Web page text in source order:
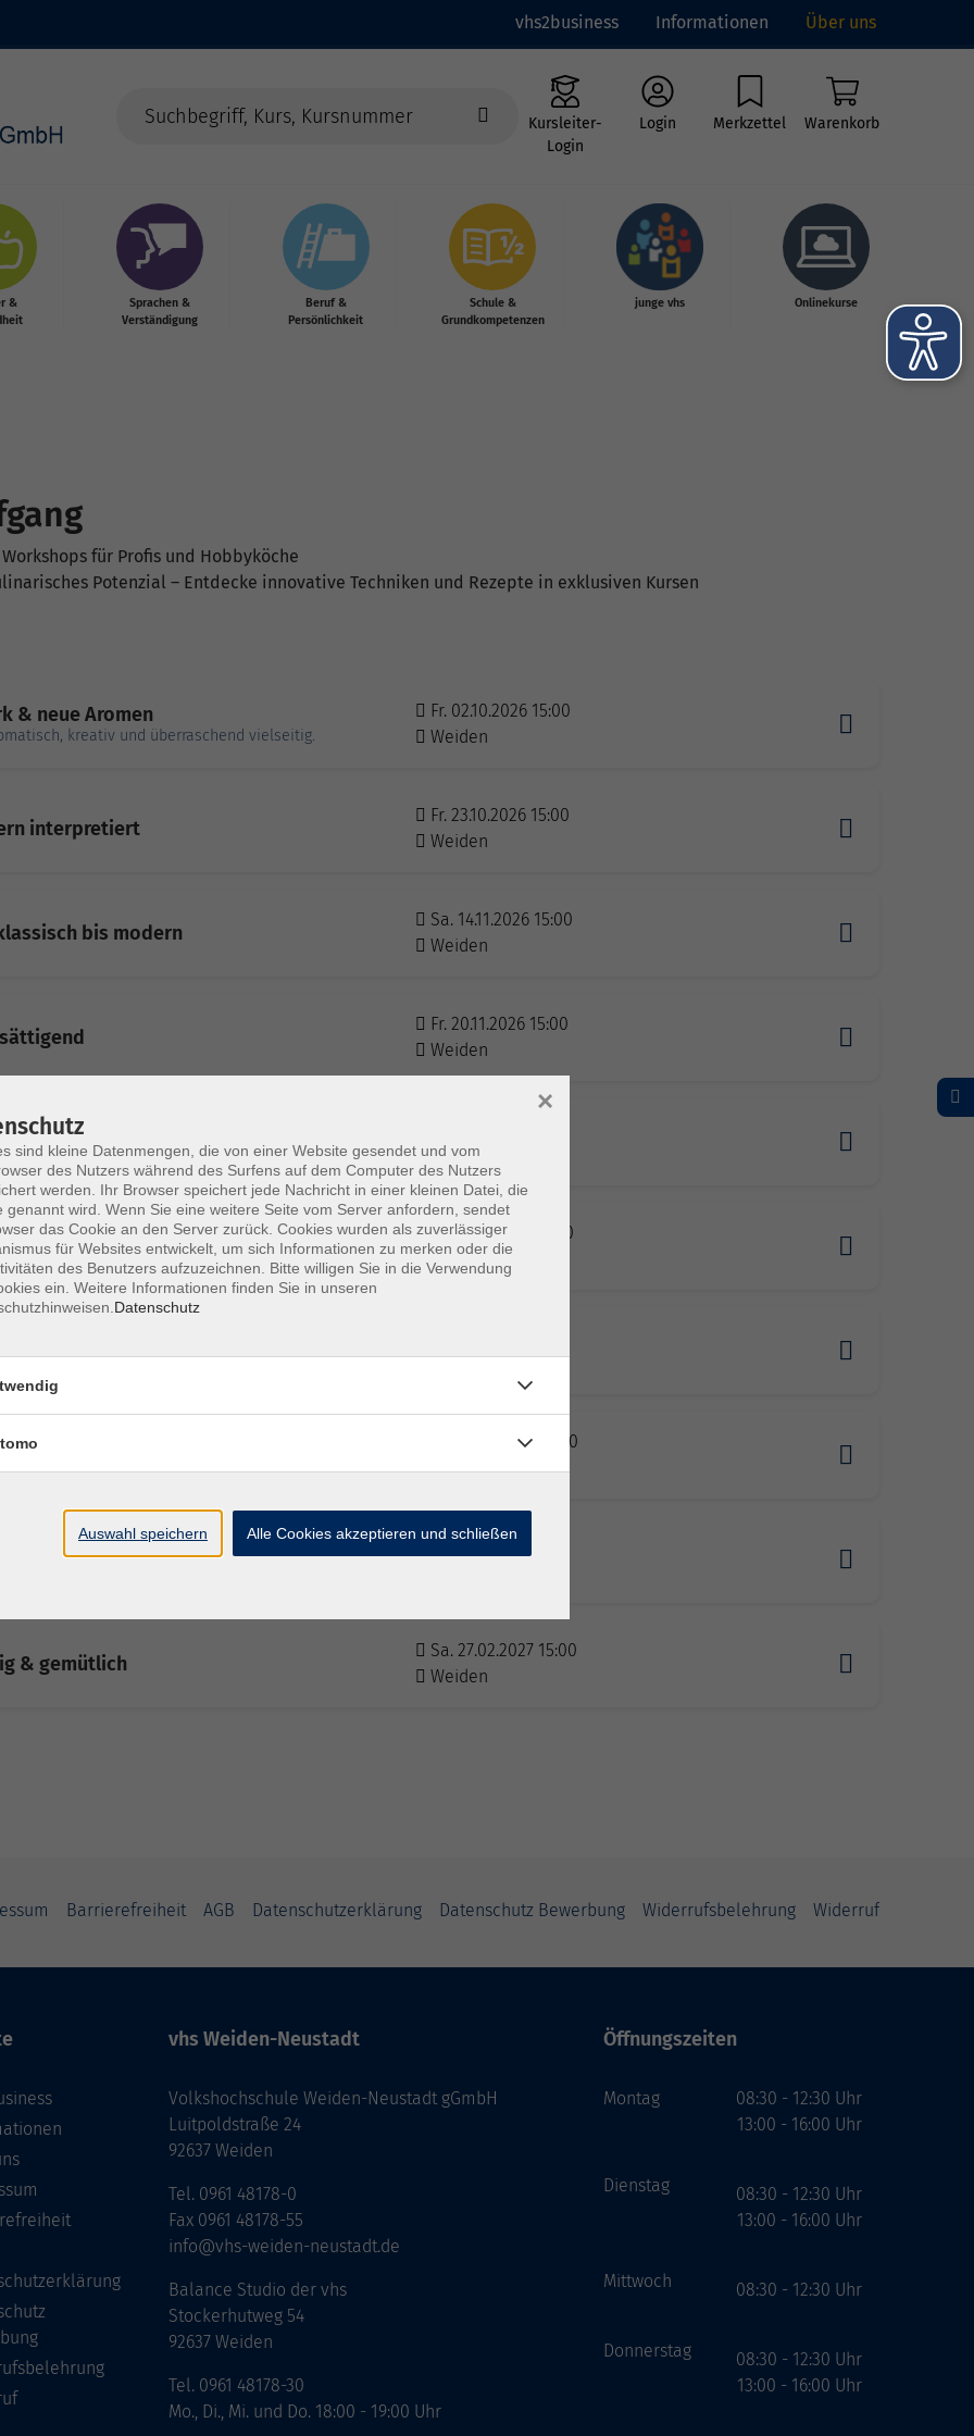
vhs2business Informationen Über uns
Kursleiter-
Login
Login Merkzettel Warenkorb
&
Sprachen &
Verständigung
Beruf &
Persönlichkeit
Schule &
Grundkompetenzen
junge vhs Onlinekurse
für Profis und Hobbyköche
Potenzial – Entdecke innovative Techniken und Rezepte in exklusiven Kursen
& neue Aromen
kreativ und überraschend vielseitig.
Fr. 02.10.2026 15:00
Weiden
interpretiert
Fr. 23.10.2026 15:00
Weiden
bis modern
Sa. 14.11.2026 15:00
Weiden
Fr. 20.11.2026 15:00
Weiden
& modern
Weiden
& entspannt zubereitet
Sa. 12.12.2026 15:00
Weiden
gesund
Weiden
aber angenehm leicht
Sa. 30.01.2027 15:00
Weiden
Fr. 19.02.2027 15:00
& gemütlich
Sa. 27.02.2027 15:00
Weiden
Barrierefreiheit AGB Datenschutzerklärung Datenschutz Bewerbung Widerrufsbelehrung Widerruf
vhs Weiden-Neustadt
Volkshochschule Weiden-Neustadt gGmbH
Luitpoldstraße 24
92637 Weiden
Tel. 0961 48178-0
Fax 0961 48178-55
info@vhs-weiden-neustadt.de
Balance Studio der vhs
Stockerhutweg 54
92637 Weiden
Tel. 0961 48178-30
Mo., Di., Mi. und Do. 18:00 - 19:00 Uhr
Öffnungszeiten
Montag
Dienstag
Mittwoch
Donnerstag
08:30 - 12:30 Uhr
13:00 - 16:00 Uhr
08:30 - 12:30 Uhr
13:00 - 16:00 Uhr
08:30 - 12:30 Uhr
08:30 - 12:30 Uhr
13:00 - 16:00 Uhr
sind kleine Datenmengen, die von einer Website gesendet und vom
des Nutzers während des Surfens auf dem Computer des Nutzers
werden. Ihr Browser speichert jede Nachricht in einer kleinen Datei, die
genannt wird. Wenn Sie eine weitere Seite vom Server anfordern, sendet
das Cookie an den Server zurück. Cookies wurden als zuverlässiger
für Websites entwickelt, um sich Informationen zu merken oder die
des Benutzers aufzuzeichnen. Bitte willigen Sie in die Verwendung
ein. Weitere Informationen finden Sie in unseren
Datenschutz
×
Auswahl speichern Alle Cookies akzeptieren und schließen